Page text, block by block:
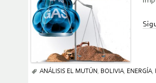
ANÁLISIS EL MUTÚN , BOLIVIA, ENERGÍA,